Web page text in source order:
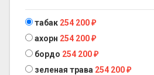
табак 254 200₽
ахорн 254 200₽
бордо 254 200₽
зеленая трава 254 200₽